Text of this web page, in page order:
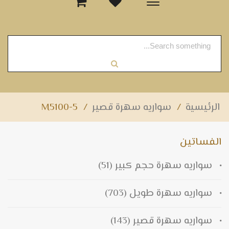
-
الرئيسية / سواريه سهرة قصير /
M5100-5
الفساتين
سواريه سهرة حجم كبير (51)
سواريه سهرة طويل (703)
سواريه سهرة قصير (143)